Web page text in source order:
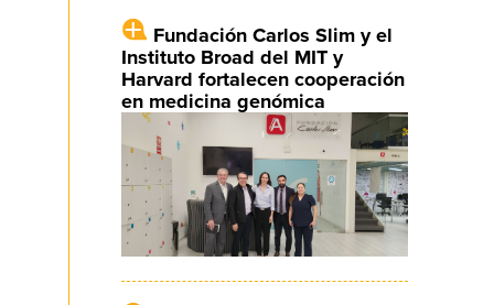
Fundación Carlos Slim y el
Instituto Broad del MIT y
Harvard fortalecen cooperación
en medicina genómica